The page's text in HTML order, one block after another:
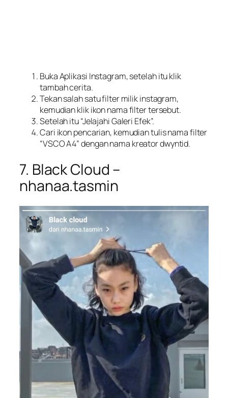
Buka Aplikasi Instagram, setelah itu klik
tambah cerita.
Tekan salah satu filter milik instagram,
kemudian klik ikon nama filter tersebut.
Setelah itu “Jelajahi Galeri Efek”.
Cari ikon pencarian, kemudian tulis nama filter
“VSCO A4” dengan nama kreator dwyntid.
7. Black Cloud –
nhanaa.tasmin